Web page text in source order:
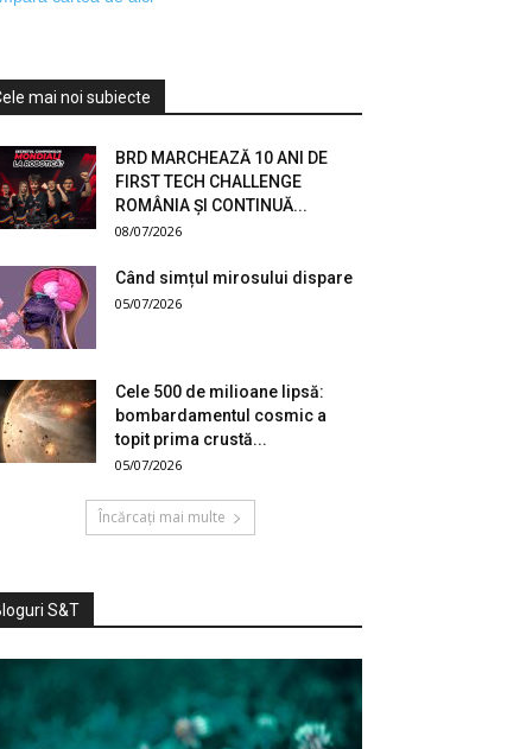
mai noi subiecte
BRD MARCHEAZĂ 10 ANI DE
FIRST TECH CHALLENGE
ROMÂNIA ȘI CONTINUĂ...
08/07/2026
Când simțul mirosului dispare
05/07/2026
Cele 500 de milioane lipsă:
bombardamentul cosmic a
topit prima crustă...
05/07/2026
Încărcați mai multe
S&T